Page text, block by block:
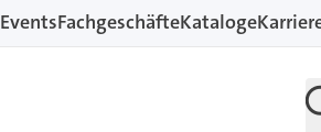
EventsFachgeschäfteKataloge